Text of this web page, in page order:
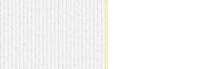
Особенно это актуально
для однокомнатных
квартир.